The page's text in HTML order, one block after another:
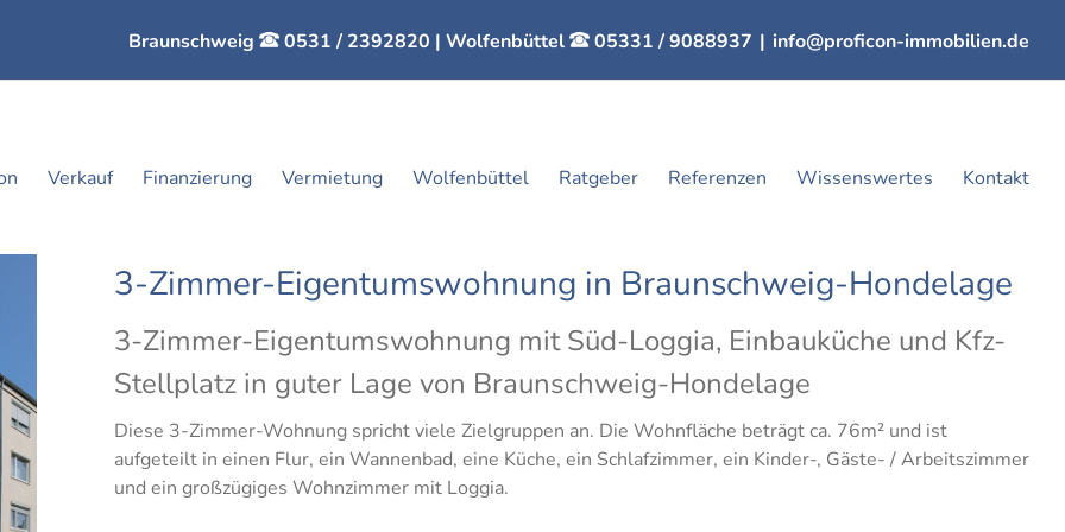
Braunschweig 0531 / 2392820 | Wolfenbüttel 05331 / 9088937 | info@proficon-immobilien.de
Verkauf Finanzierung Vermietung Wolfenbüttel Ratgeber Referenzen Wissenswertes Kontakt
3-Zimmer-Eigentumswohnung in Braunschweig-Hondelage
3-Zimmer-Eigentumswohnung mit Süd-Loggia, Einbauküche und Kfz-
Stellplatz in guter Lage von Braunschweig-Hondelage
Diese 3-Zimmer-Wohnung spricht viele Zielgruppen an. Die Wohnfläche beträgt ca. 76m² und ist
aufgeteilt in einen Flur, ein Wannenbad, eine Küche, ein Schlafzimmer, ein Kinder-, Gäste- / Arbeitszimmer
und ein großzügiges Wohnzimmer mit Loggia.